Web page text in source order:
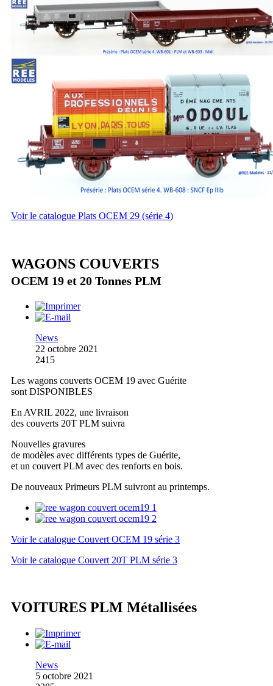
Voir le catalogue Plats OCEM 29 (série 4)
WAGONS COUVERTS
OCEM 19 et 20 Tonnes PLM
News
22 octobre 2021
2415
Les wagons couverts OCEM 19 avec Guérite
sont DISPONIBLES
En AVRIL 2022, une livraison
des couverts 20T PLM suivra
Nouvelles gravures
de modèles avec différents types de Guérite,
et un couvert PLM avec des renforts en bois.
De nouveaux Primeurs PLM suivront au printemps.
Voir le catalogue Couvert OCEM 19 série 3
Voir le catalogue Couvert 20T PLM série 3
VOITURES PLM Métallisées
News
5 octobre 2021